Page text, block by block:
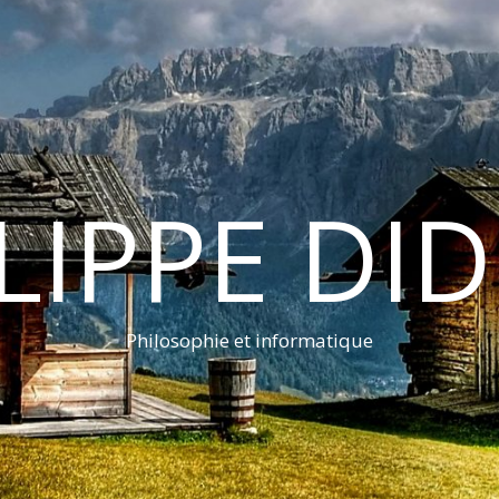
Philosophie et informatique